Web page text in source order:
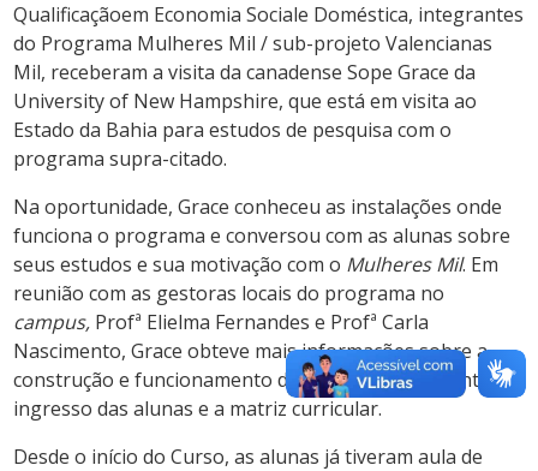
Qualificaçãoem Economia Sociale Doméstica, integrantes
do Programa Mulheres Mil / sub-projeto Valencianas
Mil, receberam a visita da canadense Sope Grace da
University of New Hampshire, que está em visita ao
Estado da Bahia para estudos de pesquisa com o
programa supra-citado.
Na oportunidade, Grace conheceu as instalações onde
funciona o programa e conversou com as alunas sobre
seus estudos e sua motivação com o Mulheres Mil. Em
reunião com as gestoras locais do programa no
campus, Profª Elielma Fernandes e Profª Carla
Nascimento, Grace obteve mais informações sobre a
construção e funcionamento do curso, procedimento de
ingresso das alunas e a matriz curricular.
Desde o início do Curso, as alunas já tiveram aula de